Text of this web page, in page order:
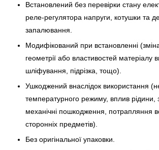
Встановлений без перевірки стану
реле-регулято­ра напруги, котушки та
запалювання.
Модифікований при встановленні (зміна
геометрії або властивостей матеріалу
шліфування, підрізка, тощо).
Ушкоджений внаслідок використання
температурного режиму, вплив рідини,
механічні пошкодження, потрапляння
сторонніх предметів).
Без оригінальної упаковки.